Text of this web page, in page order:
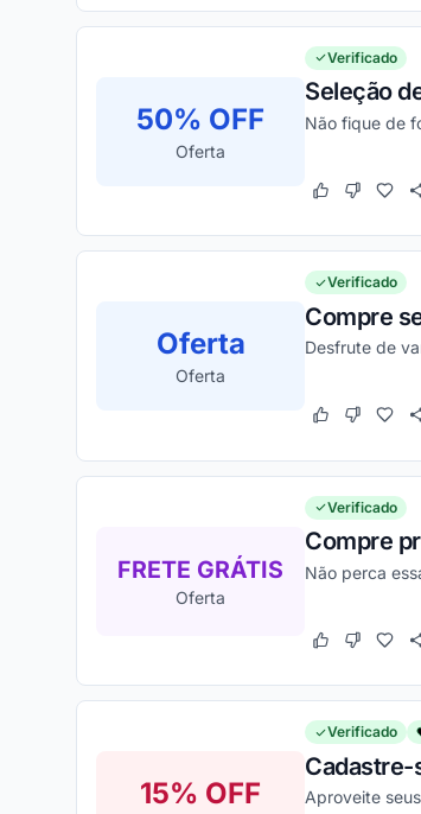
50% OFF
Oferta
Verificado
Seleção
Não fique de
Este cupom
Este
Oferta
Oferta
Verificado
Compre
Desfrute de
Este cupom
Este
FRETE GRÁTIS
Oferta
Verificado
Compre
Não perca
Este cupom
Este
15% OFF
Verificado
Cadastre-
Aproveite